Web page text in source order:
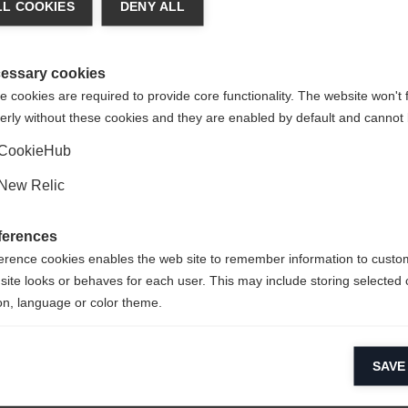
TRIPLE F®
Membrane
staten (Engels)
Ja, ik wil graag worden doorgestuurd
COOKIES DENY ALL
cookies
cookies are required to provide core functionality. The website won't
without these cookies and they are enabled by default and cannot
Relic
cookies enables the web site to remember information to
looks or behaves for each user. This may include storing selected
language or color theme.
cookies help us improve our website by collecting and reporting